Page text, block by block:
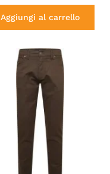
Aggiungi al carrello